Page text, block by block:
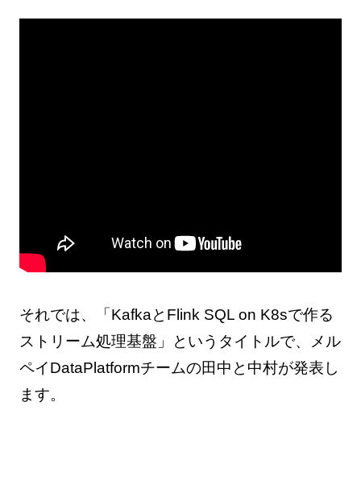
それでは、「KafkaとFlink SQL on K8sで作る
ストリーム処理基盤」というタイトルで、メル
ペイDataPlatformチームの田中と中村が発表し
ます。